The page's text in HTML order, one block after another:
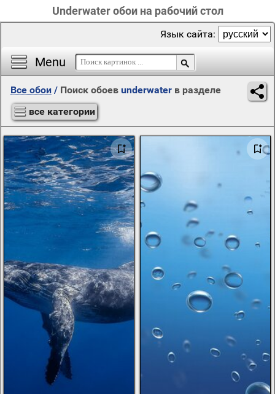
Underwater обои на рабочий стол
Menu
Язык сайта:
Все обои / Поиск обоев underwater в разделе
все категории